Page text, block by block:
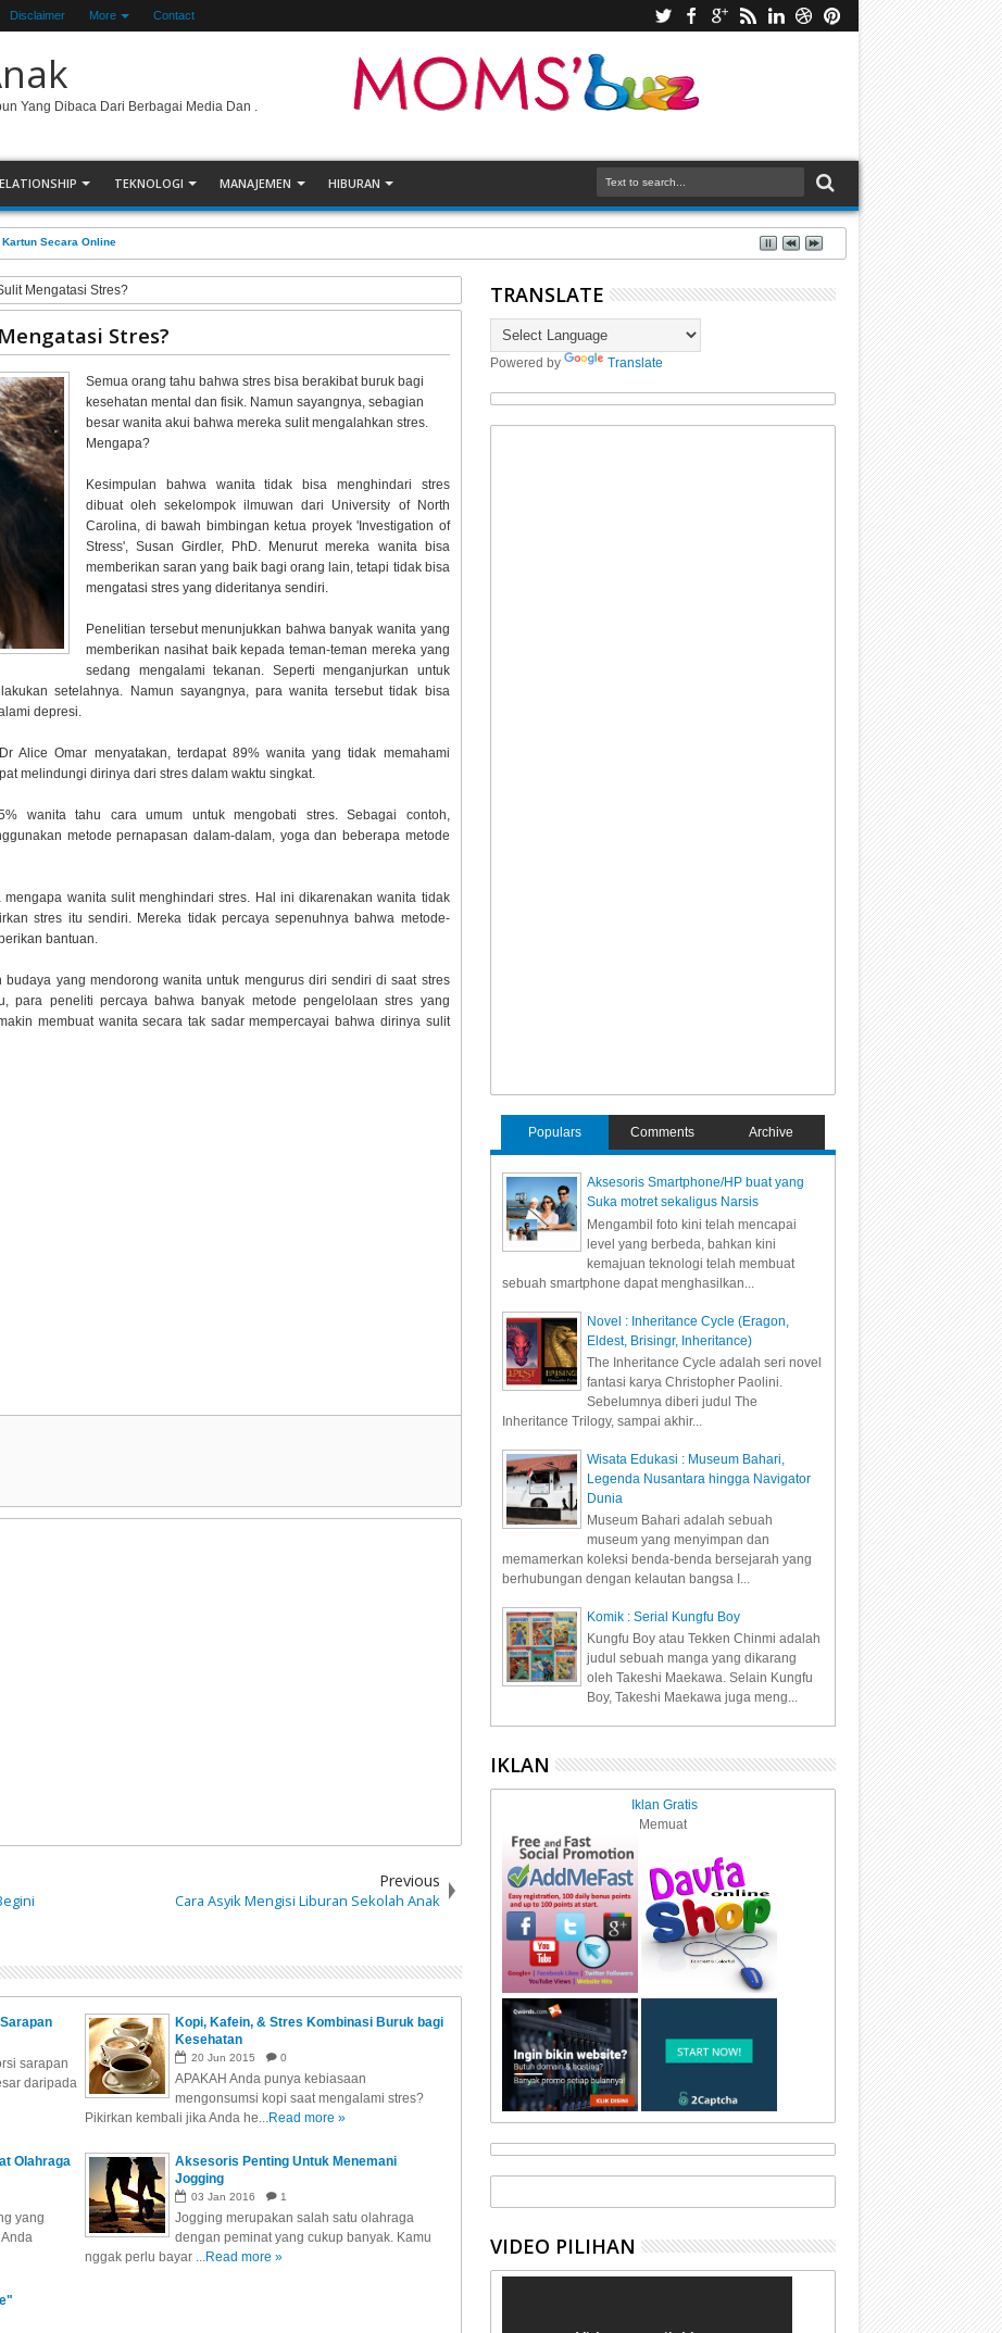
Disclaimer More Contact
Yang Dibaca Dari Berbagai Media Dan .
TEKNOLOGI MANAJEMEN HIBURAN
Secara Online
Mengatasi Stres?
Stres?
Semua orang tahu bahwa stres bisa berakibat buruk bagi
kesehatan mental dan fisik. Namun sayangnya, sebagian
besar wanita akui bahwa mereka sulit mengalahkan stres.
Mengapa?
Kesimpulan bahwa wanita tidak bisa menghindari stres
dibuat oleh sekelompok ilmuwan dari University of North
Carolina, di bawah bimbingan ketua proyek 'Investigation of
Stress', Susan Girdler, PhD. Menurut mereka wanita bisa
memberikan saran yang baik bagi orang lain, tetapi tidak bisa
mengatasi stres yang dideritanya sendiri.
Penelitian tersebut menunjukkan bahwa banyak wanita yang
memberikan nasihat baik kepada teman-teman mereka yang
sedang mengalami tekanan. Seperti menganjurkan untuk
setelahnya. Namun sayangnya, para wanita tersebut tidak bisa
depresi.
Alice Omar menyatakan, terdapat 89% wanita yang tidak memahami
melindungi dirinya dari stres dalam waktu singkat.
wanita tahu cara umum untuk mengobati stres. Sebagai contoh,
metode pernapasan dalam-dalam, yoga dan beberapa metode
wanita sulit menghindari stres. Hal ini dikarenakan wanita tidak
stres itu sendiri. Mereka tidak percaya sepenuhnya bahwa metode-
bantuan.
yang mendorong wanita untuk mengurus diri sendiri di saat stres
para peneliti percaya bahwa banyak metode pengelolaan stres yang
membuat wanita secara tak sadar mempercayai bahwa dirinya sulit
Previous
Cara Asyik Mengisi Liburan Sekolah Anak
sarapan
daripada
Kopi, Kafein, & Stres Kombinasi Buruk bagi
Kesehatan
20 Jun 2015 0
APAKAH Anda punya kebiasaan
mengonsumsi kopi saat mengalami stres?
Pikirkan kembali jika Anda he...Read more »
Olahraga
yang
Aksesoris Penting Untuk Menemani
Jogging
03 Jan 2016 1
Jogging merupakan salah satu olahraga
dengan peminat yang cukup banyak. Kamu
nggak perlu bayar ...Read more »
TRANSLATE
Powered by Translate
Populars Comments Archive
Aksesoris Smartphone/HP buat yang
Suka motret sekaligus Narsis
Mengambil foto kini telah mencapai
level yang berbeda, bahkan kini
kemajuan teknologi telah membuat
sebuah smartphone dapat menghasilkan...
Novel : Inheritance Cycle (Eragon,
Eldest, Brisingr, Inheritance)
The Inheritance Cycle adalah seri novel
fantasi karya Christopher Paolini.
Sebelumnya diberi judul The
Inheritance Trilogy, sampai akhir...
Wisata Edukasi : Museum Bahari,
Legenda Nusantara hingga Navigator
Dunia
Museum Bahari adalah sebuah
museum yang menyimpan dan
memamerkan koleksi benda-benda bersejarah yang
berhubungan dengan kelautan bangsa I...
Komik : Serial Kungfu Boy
Kungfu Boy atau Tekken Chinmi adalah
judul sebuah manga yang dikarang
oleh Takeshi Maekawa. Selain Kungfu
Boy, Takeshi Maekawa juga meng...
IKLAN
Iklan Gratis
Memuat
VIDEO PILIHAN